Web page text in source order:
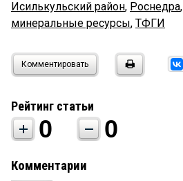
Исилькульский район, Роснедра,
минеральные ресурсы, ТФГИ
Комментировать
Рейтинг статьи
0 0
Комментарии